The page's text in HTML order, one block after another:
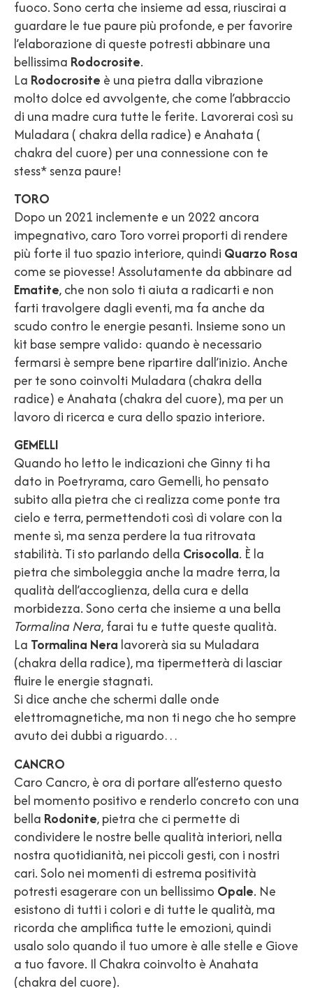
fuoco. Sono certa che insieme ad essa, riuscirai a
guardare le tue paure più profonde, e per favorire
l’elaborazione di queste potresti abbinare una
bellissima Rodocrosite.
La Rodocrosite è una pietra dalla vibrazione
molto dolce ed avvolgente, che come l’abbraccio
di una madre cura tutte le ferite. Lavorerai così su
Muladara ( chakra della radice) e Anahata (
chakra del cuore) per una connessione con te
stess* senza paure!
TORO
Dopo un 2021 inclemente e un 2022 ancora
impegnativo, caro Toro vorrei proporti di rendere
più forte il tuo spazio interiore, quindi Quarzo Rosa
come se piovesse! Assolutamente da abbinare ad
Ematite, che non solo ti aiuta a radicarti e non
farti travolgere dagli eventi, ma fa anche da
scudo contro le energie pesanti. Insieme sono un
kit base sempre valido: quando è necessario
fermarsi è sempre bene ripartire dall’inizio. Anche
per te sono coinvolti Muladara (chakra della
radice) e Anahata (chakra del cuore), ma per un
lavoro di ricerca e cura dello spazio interiore.
GEMELLI
Quando ho letto le indicazioni che Ginny ti ha
dato in Poetryrama, caro Gemelli, ho pensato
subito alla pietra che ci realizza come ponte tra
cielo e terra, permettendoti così di volare con la
mente sì, ma senza perdere la tua ritrovata
stabilità. Ti sto parlando della Crisocolla. È la
pietra che simboleggia anche la madre terra, la
qualità dell’accoglienza, della cura e della
morbidezza. Sono certa che insieme a una bella
Tormalina Nera, farai tu e tutte queste qualità.
La Tormalina Nera lavorerà sia su Muladara
(chakra della radice), ma tipermetterà di lasciar
fluire le energie stagnati.
Si dice anche che schermi dalle onde
elettromagnetiche, ma non ti nego che ho sempre
avuto dei dubbi a riguardo…
CANCRO
Caro Cancro, è ora di portare all’esterno questo
bel momento positivo e renderlo concreto con una
bella Rodonite, pietra che ci permette di
condividere le nostre belle qualità interiori, nella
nostra quotidianità, nei piccoli gesti, con i nostri
cari. Solo nei momenti di estrema positività
potresti esagerare con un bellissimo Opale. Ne
esistono di tutti i colori e di tutte le qualità, ma
ricorda che amplifica tutte le emozioni, quindi
usalo solo quando il tuo umore è alle stelle e Giove
a tuo favore. Il Chakra coinvolto è Anahata
(chakra del cuore).